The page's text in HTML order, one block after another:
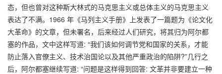
态，但也曾对这种斯大林式的马克思主义或总体主义的马克思主义
表达了不满。1966 年《马列主义手册》上发表了一篇题为《论文化
大革命》的文章，但未署名，后来经过人们研究，将其归为阿尔都
塞的作品，文中这样写道: “我们该如何调节党和国家的关系，才能
防止落入官僚主义、技术治国论以及其他严重政治的陷阱?”几行之
后，阿尔都塞继续写道: “问题是这样得到回答: 文革并非要建立一种